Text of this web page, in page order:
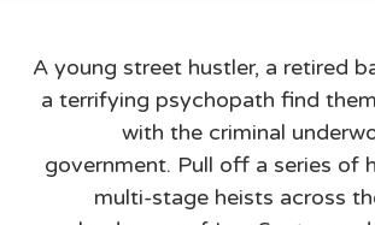
A young street hustler, a retired
a terrifying psychopath find
with the criminal
government. Pull off a series of
multi-stage heists across